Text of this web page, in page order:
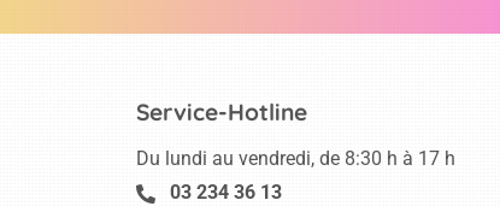
Service-Hotline
Du lundi au vendredi, de 8:30 h à 17 h
03 234 36 13